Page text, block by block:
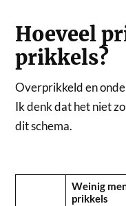
Hoeveel
prikkels?
Overprikkeld en
Ik denk dat het niet
dit schema.
Weinig
prikkels